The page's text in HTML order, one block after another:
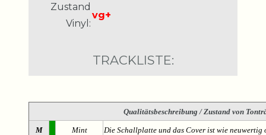
Zustand
Vinyl:
vg+
TRACKLISTE:
Qualitätsbeschreibung / Zustand von
M Mint Die Schallplatte und das Cover ist wie